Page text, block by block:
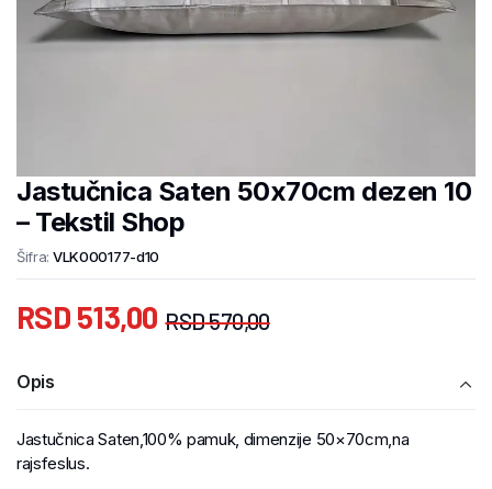
Jastučnica Saten 50x70cm dezen 10
– Tekstil Shop
Šifra: VLK000177-d10
RSD570,00
RSD 513,00
Opis
Jastučnica Saten,100% pamuk, dimenzije 50×70cm,na
rajsfeslus.